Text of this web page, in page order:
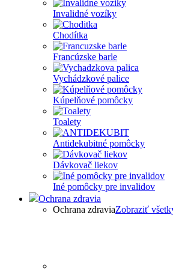
Invalidné vozíky
Chodítka
Francúzske barle
Vychádzkové palice
Kúpelňové pomôcky
Toalety
Antidekubitné pomôcky
Dávkovač liekov
Iné pomôcky pre invalidov
Ochrana zdravia
Ochrana zdraviaZobraziť